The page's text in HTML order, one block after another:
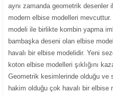
aynı zamanda geometrik desenler
modern elbise modelleri
modeli ile birlikte kombin yapma
bambaşka deseni olan elbise
havalı bir elbise modelidir. Yeni
koton elbise modelleri şıklığını
Geometrik kesimlerinde olduğu ve
hakim olduğu çok havalı bir elbise